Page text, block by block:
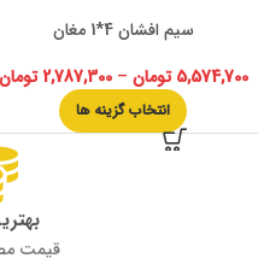
سیم افشان 4*1 مغان
5,574,700 تومان –
2,787,300 تومان
انتخاب گزینه ها
قیمت